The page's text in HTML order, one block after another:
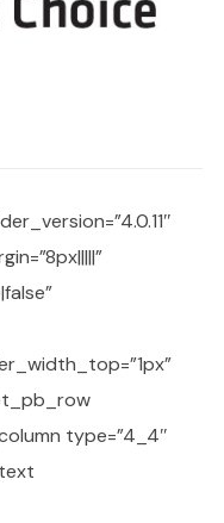
type=”4_4″